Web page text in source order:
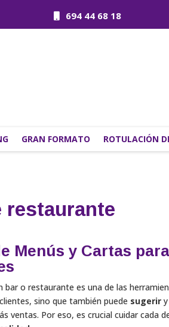
694 44 68 18
GRAN FORMATO ROTULACIÓN
restaurante
Menús y Cartas
bar o restaurante es una de las
sino que también puede sugeriry
ventas. Por eso, es crucial cuidar cada